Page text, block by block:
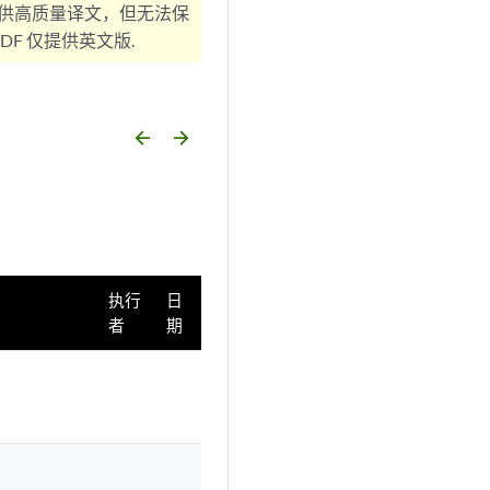
高质量译文，但无法保
仅提供英文版.
arrow_backward arrow_forward
执行
者
日
期